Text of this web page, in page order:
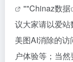
""Chinaz数据
议大家请以爱站
美图AI消除的
户体验等；当